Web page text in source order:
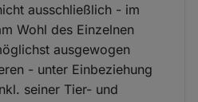
ausschließlich - im
Wohl des Einzelnen
ausgewogen
- unter Einbeziehung
seiner Tier- und